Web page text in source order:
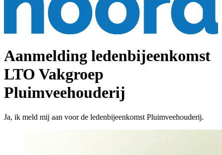
Aanmelding ledenbijeenkomst
LTO Vakgroep
Pluimveehouderij
Ja, ik meld mij aan voor de ledenbijeenkomst Pluimveehouderij.